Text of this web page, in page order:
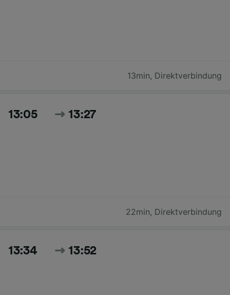
13min, Direktverbindung
13:05 13:27
22min, Direktverbindung
13:34 13:52